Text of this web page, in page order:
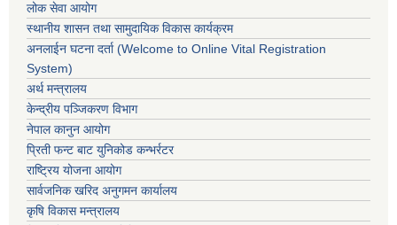
लोक सेवा आयोग
स्थानीय शासन तथा सामुदायिक विकास कार्यक्रम
अनलाईन घटना दर्ता (Welcome to Online Vital Registration
System)
अर्थ मन्त्रालय
केन्द्रीय पञ्जिकरण विभाग
नेपाल कानुन आयोग
प्रिती फन्ट बाट युनिकोड कन्भर्रटर
राष्ट्रिय योजना आयोग
सार्वजनिक खरिद अनुगमन कार्यालय
कृषि विकास मन्त्रालय